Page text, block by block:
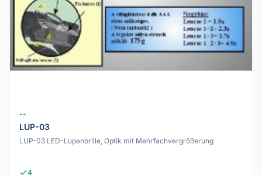
--
LUP-03
LUP-03 LED-Lupenbrille, Optik mit Mehrfachvergrößerung
4